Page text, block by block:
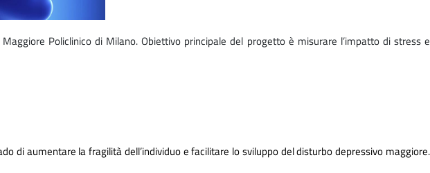
Policlinico di Milano. Obiettivo principale del progetto è misurare l’impatto di stress e
di aumentare la fragilità dell’individuo e facilitare lo sviluppo del disturbo depressivo maggiore.